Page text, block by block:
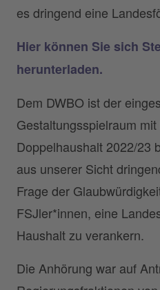
es dringend eine
Hier können Sie sich
herunterladen.
Dem DWBO ist der
Gestaltungsspielraum
Doppelhaushalt 2022/23
aus unserer Sicht
Frage der
FSJler*innen, eine
Haushalt zu verankern.
Die Anhörung war auf